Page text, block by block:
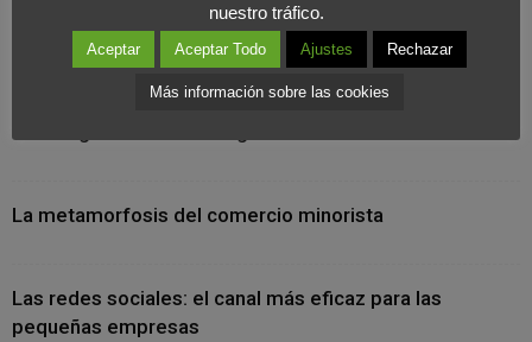
Últimas Noticias
Cuando la marca se vive desde dentro: el valor
estratégico del marketing interno
La metamorfosis del comercio minorista
Las redes sociales: el canal más eficaz para las
pequeñas empresas
nuestro tráfico.
Aceptar Aceptar Todo Ajustes Rechazar
Más información sobre las cookies